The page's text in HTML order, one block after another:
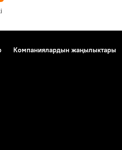
Компаниялардын жаңылыктары